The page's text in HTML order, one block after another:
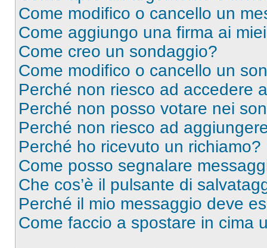
Come modifico o cancello un
Come aggiungo una firma ai
Come creo un sondaggio?
Come modifico o cancello un
Perché non riesco ad accedere
Perché non posso votare nei
Perché non riesco ad
Perché ho ricevuto un richiamo?
Come posso segnalare
Che cos’è il pulsante di
Perché il mio messaggio deve
Come faccio a spostare in cima